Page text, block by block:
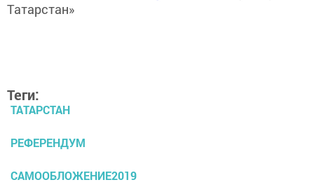
Татарстан»
Теги:
ТАТАРСТАН
РЕФЕРЕНДУМ
САМООБЛОЖЕНИЕ2019